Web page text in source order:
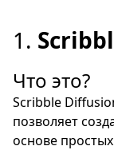
1.
Что это?
Scribble
позволяет
основе